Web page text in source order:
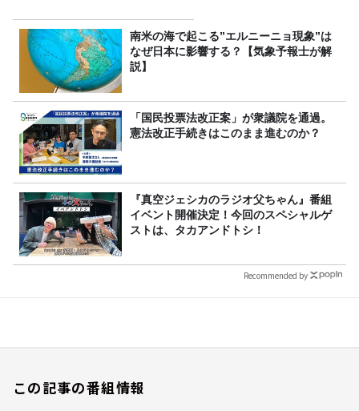
南米の海で起こる”エルニーニョ現象”は
なぜ日本に影響する？【気象予報士が解
説】
「国民投票法改正案」が衆議院を通過。
憲法改正手続きはこのまま進むのか？
『真空ジェシカのラジオ父ちゃん』番組
イベント開催決定！今回のスペシャルゲ
ストは、タカアンドトシ！
Recommended by
この記事の番組情報